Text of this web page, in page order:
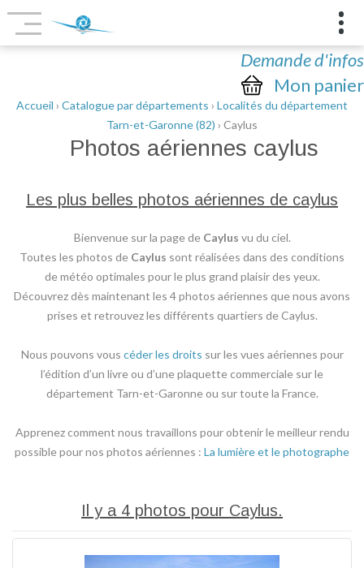
Demande d'infos
Mon panier
Accueil › Catalogue par départements › Localités du département
Tarn-et-Garonne (82) › Caylus
Photos aériennes caylus
Les plus belles photos aériennes de caylus
Bienvenue sur la page de Caylus vu du ciel.
Toutes les photos de Caylus sont réalisées dans des conditions
de météo optimales pour le plus grand plaisir des yeux.
Découvrez dès maintenant les 4 photos aériennes que nous avons
prises et retrouvez les différents quartiers de Caylus.
Nous pouvons vous céder les droits sur les vues aériennes pour
l’édition d’un livre ou d’une plaquette commerciale sur le
département Tarn-et-Garonne ou sur toute la France.
Apprenez comment nous travaillons pour obtenir le meilleur rendu
possible pour nos photos aériennes : La lumière et le photographe
Il y a 4 photos pour Caylus.